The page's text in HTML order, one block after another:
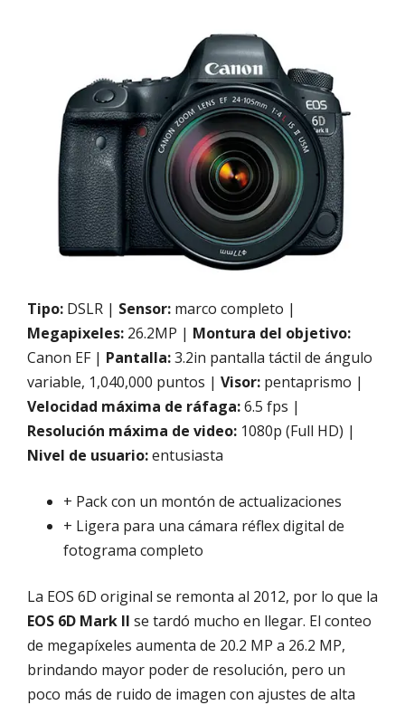
Tipo: DSLR | Sensor: marco completo |
Megapixeles: 26.2MP | Montura del objetivo:
Canon EF | Pantalla:3.2in pantalla táctil de ángulo
variable, 1,040,000 puntos | Visor: pentaprismo |
Velocidad máxima de ráfaga:6.5 fps |
Resolución máxima de video: 1080p (Full HD) |
Nivel de usuario:entusiasta
+ Pack con un montón de actualizaciones
+ Ligera para una cámara réflex digital de
fotograma completo
La EOS 6D original se remonta al 2012, por lo que la
EOS 6D Mark II se tardó mucho en llegar. El conteo
de megapíxeles aumenta de 20.2 MP a 26.2 MP,
brindando mayor poder de resolución, pero un
poco más de ruido de imagen con ajustes de alta